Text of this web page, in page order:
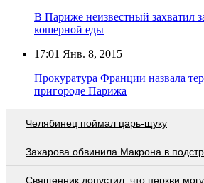
В Париже неизвестный захватил
кошерной еды
17:01 Янв. 8, 2015
Прокуратура Франции назвала
пригороде Парижа
Челябинец поймал царь-щуку
Захарова обвинила Макрона в
Священник допустил, что церкви